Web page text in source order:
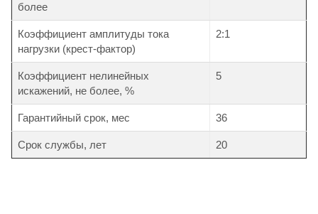
более
Коэффициент амплитуды тока
нагрузки (крест-фактор)
2:1
Коэффициент нелинейных
искажений, не более, %
5
Гарантийный срок, мес 36
Срок службы, лет 20